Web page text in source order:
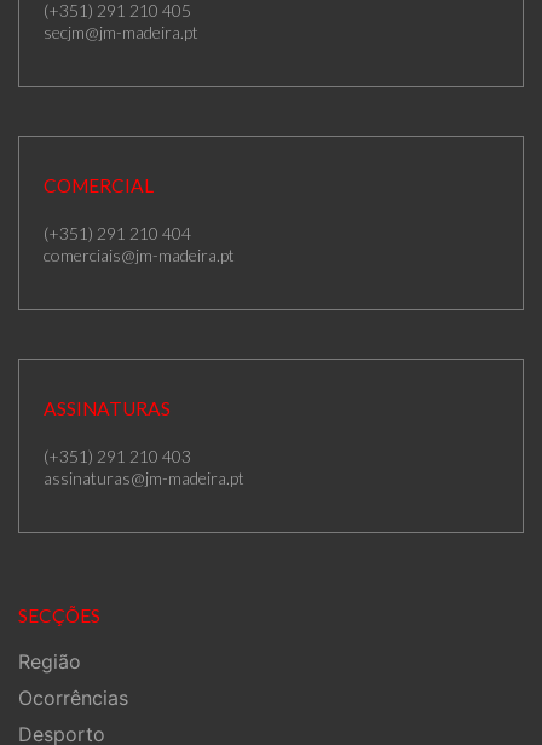
(+351) 291 210 405
secjm@jm-madeira.pt
COMERCIAL
(+351) 291 210 404
comerciais@jm-madeira.pt
ASSINATURAS
(+351) 291 210 403
assinaturas@jm-madeira.pt
SECÇÕES
Região
Ocorrências
Desporto